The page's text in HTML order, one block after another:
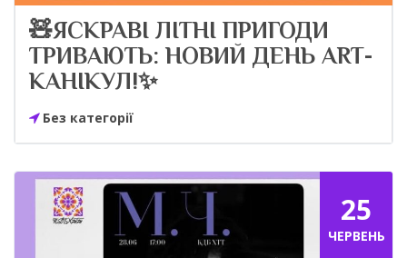
🧸ЯСКРАВІ ЛІТНІ ПРИГОДИ
ТРИВАЮТЬ: НОВИЙ ДЕНЬ ART-
КАНІКУЛ!✨
Без категорії
25
ЧЕРВЕНЬ